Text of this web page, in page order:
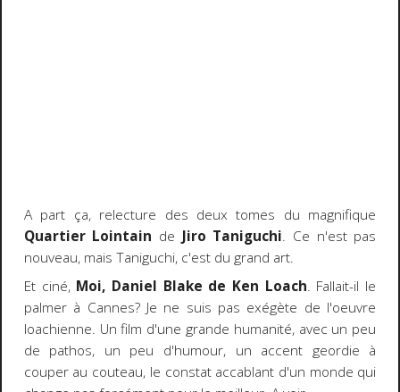
A part ça, relecture des deux tomes du magnifique
Quartier Lointain de Jiro Taniguchi. Ce n'est pas
nouveau, mais Taniguchi, c'est du grand art.
Et ciné, Moi, Daniel Blake de Ken Loach. Fallait-il le
palmer à Cannes? Je ne suis pas exégète de l'oeuvre
loachienne. Un film d'une grande humanité, avec un peu
de pathos, un peu d'humour, un accent geordie à
couper au couteau, le constat accablant d'un monde qui